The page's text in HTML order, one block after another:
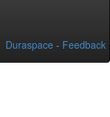
Duraspace - Feedback